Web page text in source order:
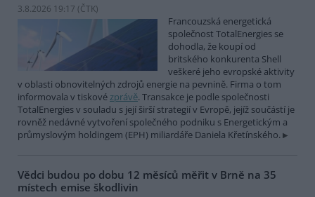
3.8.2026 19:17 (ČTK)
Francouzská energetická
společnost TotalEnergies se
dohodla, že koupí od
britského konkurenta Shell
veškeré jeho evropské aktivity
v oblasti obnovitelných zdrojů energie na pevnině. Firma o tom
informovala v tiskovézprávě. Transakce je podle společnosti
TotalEnergies v souladu s její širší strategií v Evropě, jejíž součástí je
rovněž nedávné vytvoření společného podniku s Energetickým a
průmyslovým holdingem (EPH) miliardáře Daniela Křetínského.
Vědci budou po dobu 12 měsíců měřit v Brně na 35
místech emise škodlivin